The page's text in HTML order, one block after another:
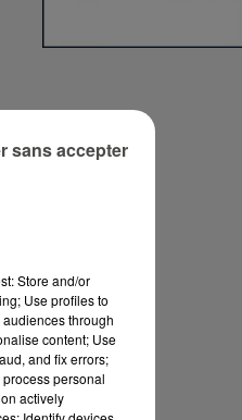
Store and/or
Use profiles to
through
content; Use
and fix errors;
personal
actively
sans accepter